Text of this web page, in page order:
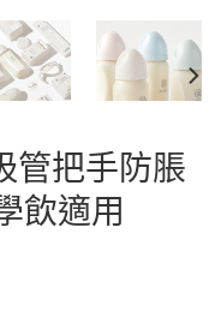
管把手防脹
飲適用